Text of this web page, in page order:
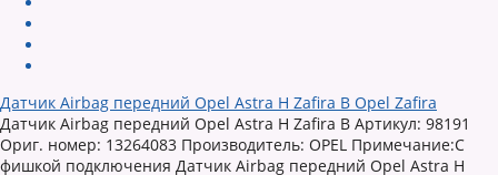
Датчик Airbag передний Opel Astra H Zafira B Opel Zafira
Датчик Airbag передний Opel Astra H Zafira B Артикул: 98191
Ориг. номер: 13264083 Производитель: OPEL Примечание:С
фишкой подключения Датчик Airbag передний Opel Astra H